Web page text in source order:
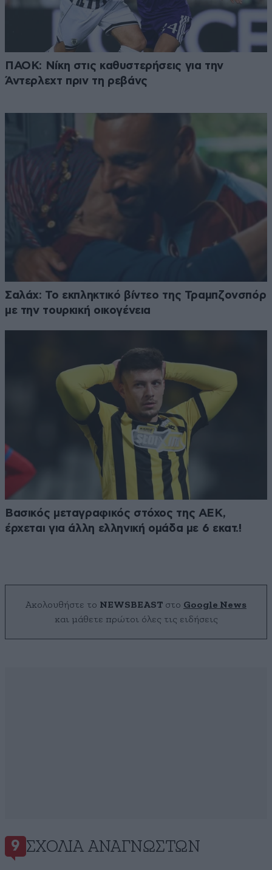
ΠΑΟΚ: Νίκη στις καθυστερήσεις για την
Άντερλεχτ πριν τη ρεβάνς
Σαλάχ: Το εκπληκτικό βίντεο της Τραμπζονσπόρ
με την τουρκική οικογένεια
Βασικός μεταγραφικός στόχος της ΑΕΚ,
έρχεται για άλλη ελληνική ομάδα με 6 εκατ.!
Ακολουθήστε το NEWSBEAST στο Google News
και μάθετε πρώτοι όλες τις ειδήσεις
9 ΣΧΌΛΙΑ ΑΝΑΓΝΩΣΤΏΝ